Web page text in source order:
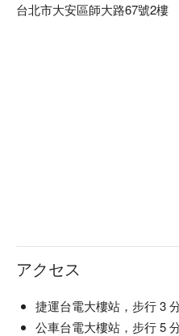
設計價格立刻查看⬇︎
台北市大安區師大路67號2樓
アクセス
捷運台電大樓站，步行 3
公車台電大樓站，步行 5